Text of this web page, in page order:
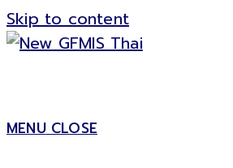
Skip to content
MENU CLOSE